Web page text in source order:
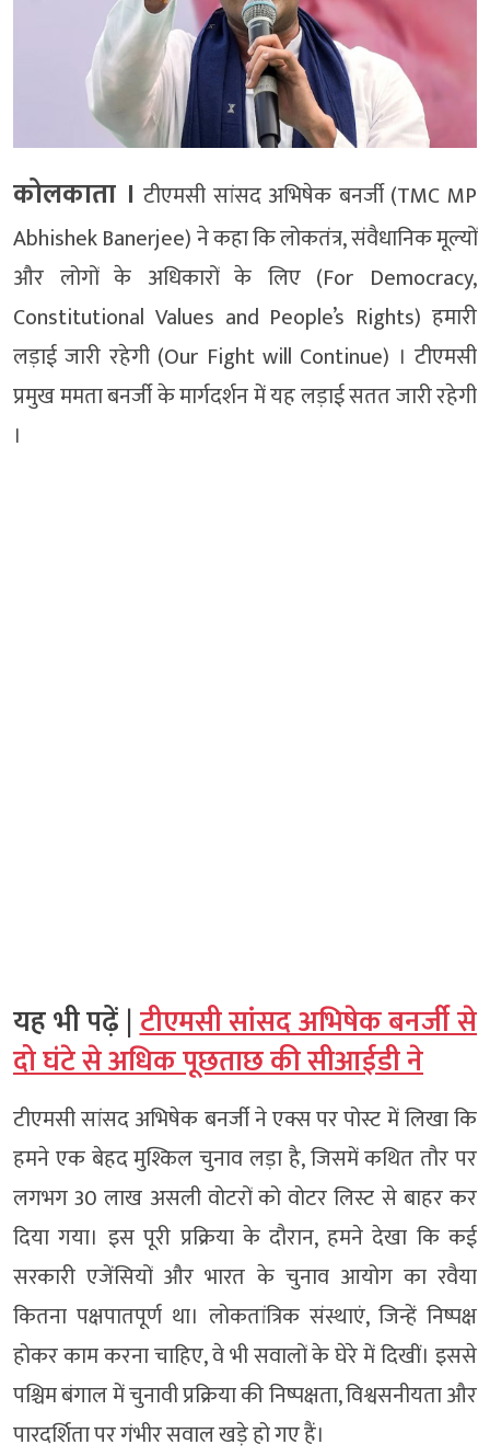
कोलकाता । टीएमसी सांसद अभिषेक बनर्जी (TMC MP
Abhishek Banerjee) ने कहा कि लोकतंत्र, संवैधानिक मूल्यों
और लोगों के अधिकारों के लिए (For Democracy,
Constitutional Values ​​and People’s Rights) हमारी
लड़ाई जारी रहेगी (Our Fight will Continue) । टीएमसी
प्रमुख ममता बनर्जी के मार्गदर्शन में यह लड़ाई सतत जारी रहेगी
।
यह भी पढ़ें |टीएमसी सांसद अभिषेक बनर्जी से
दो घंटे से अधिक पूछताछ की सीआईडी ने
टीएमसी सांसद अभिषेक बनर्जी ने एक्स पर पोस्ट में लिखा कि
हमने एक बेहद मुश्किल चुनाव लड़ा है, जिसमें कथित तौर पर
लगभग 30 लाख असली वोटरों को वोटर लिस्ट से बाहर कर
दिया गया। इस पूरी प्रक्रिया के दौरान, हमने देखा कि कई
सरकारी एजेंसियों और भारत के चुनाव आयोग का रवैया
कितना पक्षपातपूर्ण था। लोकतांत्रिक संस्थाएं, जिन्हें निष्पक्ष
होकर काम करना चाहिए, वे भी सवालों के घेरे में दिखीं। इससे
पश्चिम बंगाल में चुनावी प्रक्रिया की निष्पक्षता, विश्वसनीयता और
पारदर्शिता पर गंभीर सवाल खड़े हो गए हैं।